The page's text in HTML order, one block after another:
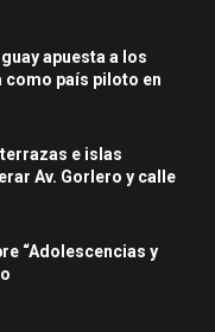
apuesta a los
país piloto en
e islas
Av. Gorlero y calle
“Adolescencias y